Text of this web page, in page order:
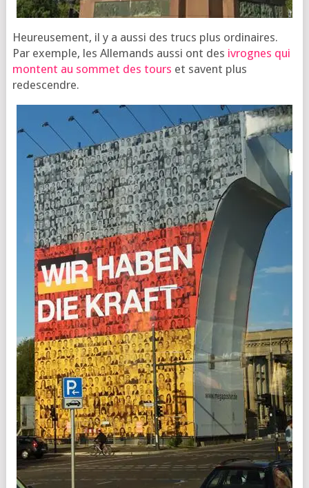
Heu­reu­se­ment, il y a aus­si des trucs plus ordi­naires.
Par exemple, les Alle­mands aus­si ont des ivrognes qui
montent au som­met des tours et savent plus
redescendre.